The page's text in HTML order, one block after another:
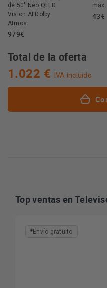
de 50" Neo QLED
Vision AI Dolby
Atmos
979€
43€
Total de la oferta
1.022 € IVA incluido
Top ventas en
*Envío gratuito